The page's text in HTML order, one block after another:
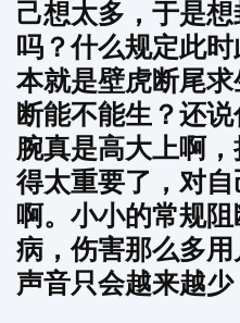
己想太多，于是
吗？什么规定此时
本就是壁虎断尾
断能不能生？还
腕真是高大上啊
得太重要了，对
啊。小小的常规
病，伤害那么多
声音只会越来越少